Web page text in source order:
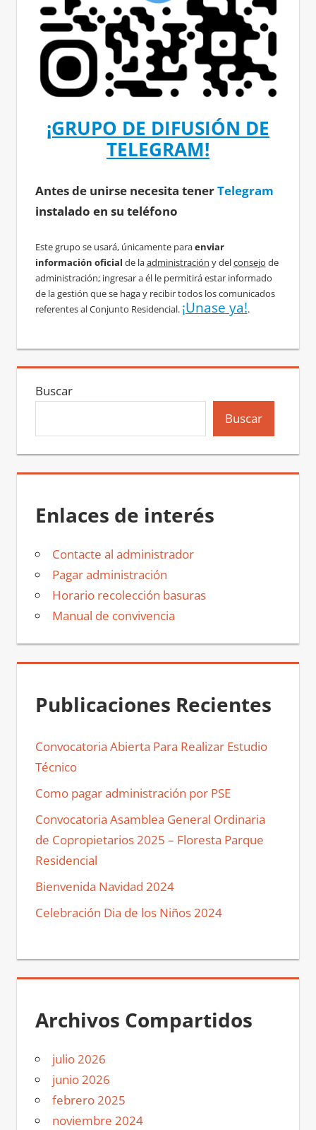
¡GRUPO DE DIFUSIÓN DE
TELEGRAM!
Antes de unirse necesita tenerTelegram
instalado en su teléfono
Este grupo se usará, únicamente paraenviar
información oficial de laadministración y delconsejo de
administración; ingresar a él le permitirá estar informado
de la gestión que se haga y recibir todos los comunicados
referentes al Conjunto Residencial. ¡Unase ya!.
Buscar
Buscar
Enlaces de interés
Contacte al administrador
Pagar administración
Horario recolección basuras
Manual de convivencia
Publicaciones Recientes
Convocatoria Abierta Para Realizar Estudio
Técnico
Como pagar administración por PSE
Convocatoria Asamblea General Ordinaria
de Copropietarios 2025 – Floresta Parque
Residencial
Bienvenida Navidad 2024
Celebración Dia de los Niños 2024
Archivos Compartidos
julio 2026
junio 2026
febrero 2025
noviembre 2024